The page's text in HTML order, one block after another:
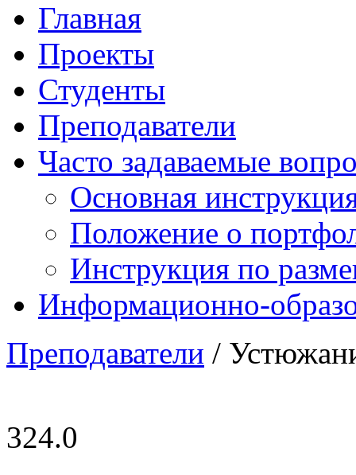
Главная
Проекты
Студенты
Преподаватели
Часто задаваемые
Основная
Положение о
Инструкция по
Информационно-
Преподаватели /
324.0